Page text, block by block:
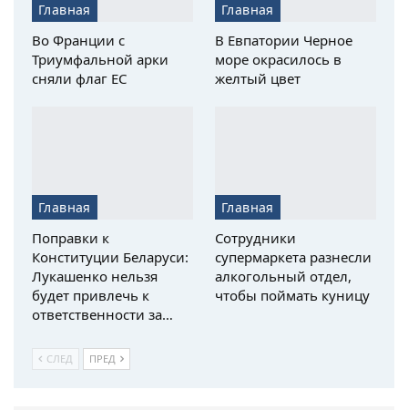
Главная
Во Франции с
Триумфальной арки
сняли флаг ЕС
Главная
В Евпатории Черное
море окрасилось в
желтый цвет
Главная
Поправки к
Конституции Беларуси:
Лукашенко нельзя
будет привлечь к
ответственности за…
Главная
Сотрудники
супермаркета разнесли
алкогольный отдел,
чтобы поймать куницу
СЛЕД ПРЕД